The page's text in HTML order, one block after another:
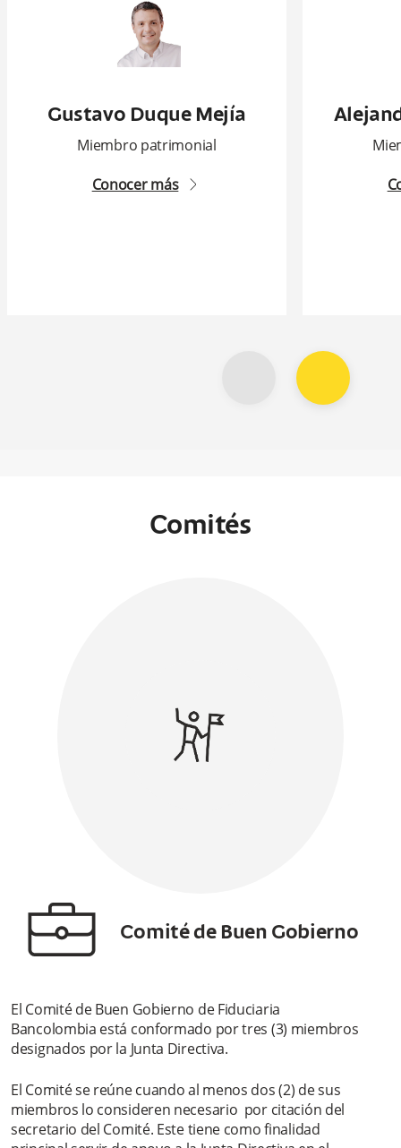
Gustavo Duque Mejía
Miembro patrimonial
Conocer más
arrow2-right
Comités
Comité de Buen Gobierno
El Comité de Buen Gobierno de Fiduciaria
Bancolombia está conformado por tres (3) miembros
designados por la Junta Directiva.
El Comité se reúne cuando al menos dos (2) de sus
miembros lo consideren necesario por citación del
secretario del Comité. Este tiene como finalidad